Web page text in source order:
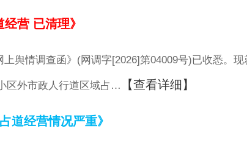
营 已清理》
舆情调查函》(网调字[2026]第04009号)已收悉。现
区外市政人行道区域占… 【查看详细】
道经营情况严重》